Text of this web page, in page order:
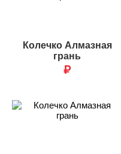
Колечко Алмазная
грань
₽